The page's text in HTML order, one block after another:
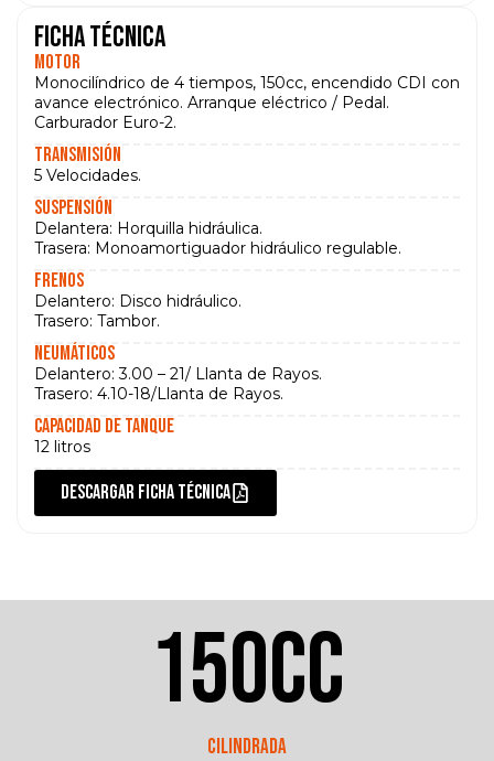
Ficha técnica
Motor
Monocilíndrico de 4 tiempos, 150cc, encendido CDI con
avance electrónico. Arranque eléctrico / Pedal.
Carburador Euro-2.
Transmisión
5 Velocidades.
Suspensión
Delantera: Horquilla hidráulica.
Trasera: Monoamortiguador hidráulico regulable.
Frenos
Delantero: Disco hidráulico.
Trasero: Tambor.
Neumáticos
Delantero: 3.00 – 21/ Llanta de Rayos.
Trasero: 4.10-18/Llanta de Rayos.
Capacidad de tanque
12 litros
DESCARGAR FICHA TÉCNICA
Cilindrada
150cc